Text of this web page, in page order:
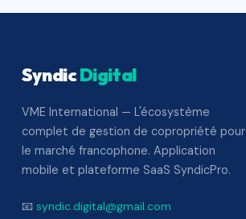
SyndicDigital
VME International — L'écosystème
complet de gestion de copropriété pour
le marché francophone. Application
mobile et plateforme SaaS SyndicPro.
📧 syndic.digital@gmail.com